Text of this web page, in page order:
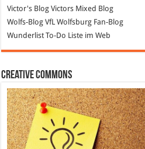
Victor's Blog Victors Mixed Blog
Wolfs-Blog VfL Wolfsburg Fan-Blog
Wunderlist To-Do Liste im Web
Creative Commons